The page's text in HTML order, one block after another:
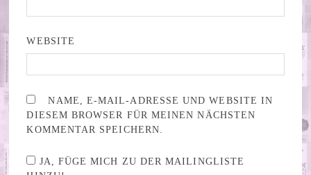
WEBSITE
NAME, E-MAIL-ADRESSE UND WEBSITE IN
DIESEM BROWSER FÜR MEINEN NÄCHSTEN
KOMMENTAR SPEICHERN.
JA, FÜGE MICH ZU DER MAILINGLISTE